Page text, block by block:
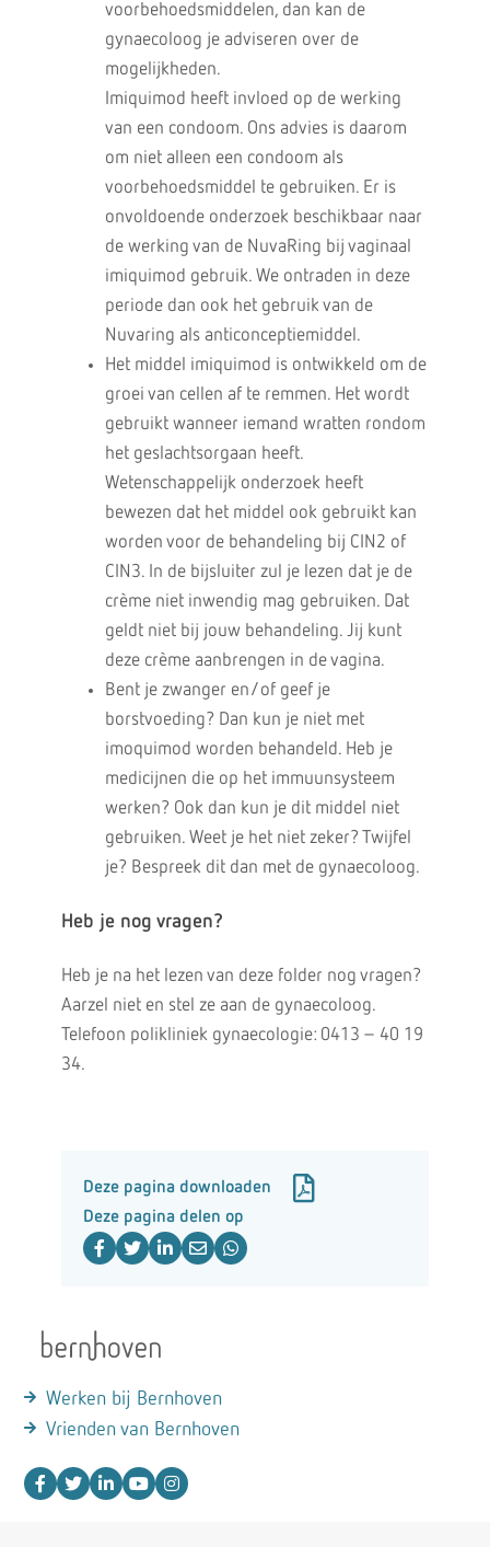
voorbehoedsmiddelen, dan kan de
gynaecoloog je adviseren over de
mogelijkheden.
Imiquimod heeft invloed op de werking
van een condoom. Ons advies is daarom
om niet alleen een condoom als
voorbehoedsmiddel te gebruiken. Er is
onvoldoende onderzoek beschikbaar naar
de werking van de NuvaRing bij vaginaal
imiquimod gebruik. We ontraden in deze
periode dan ook het gebruik van de
Nuvaring als anticonceptiemiddel.
Het middel imiquimod is ontwikkeld om de
groei van cellen af te remmen. Het wordt
gebruikt wanneer iemand wratten rondom
het geslachtsorgaan heeft.
Wetenschappelijk onderzoek heeft
bewezen dat het middel ook gebruikt kan
worden voor de behandeling bij CIN2 of
CIN3. In de bijsluiter zul je lezen dat je de
crème niet inwendig mag gebruiken. Dat
geldt niet bij jouw behandeling. Jij kunt
deze crème aanbrengen in de vagina.
Bent je zwanger en/of geef je
borstvoeding? Dan kun je niet met
imoquimod worden behandeld. Heb je
medicijnen die op het immuunsysteem
werken? Ook dan kun je dit middel niet
gebruiken. Weet je het niet zeker? Twijfel
je? Bespreek dit dan met de gynaecoloog.
Heb je nog vragen?
Heb je na het lezen van deze folder nog vragen?
Aarzel niet en stel ze aan de gynaecoloog.
Telefoon polikliniek gynaecologie: 0413 – 40 19
34.
Deze pagina downloaden
Deze pagina delen op
Werken bij Bernhoven
Vrienden van Bernhoven